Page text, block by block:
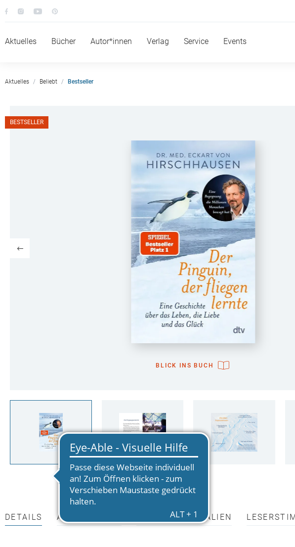
Aktuelles Bücher Autor*innen Verlag Service Events
Aktuelles Beliebt Bestseller
BLICK INS BUCH
BESTSELLER
DETAILS AUTOR*INNEN PRESSEMATERIALIEN